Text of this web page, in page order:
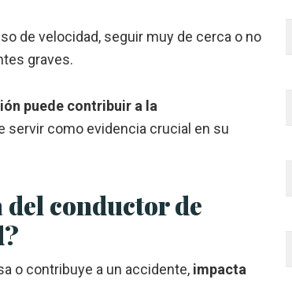
de velocidad, seguir muy de cerca o no
graves.
puede contribuir a la
servir como evidencia crucial en su
conductor de
o contribuye a un accidente, impacta